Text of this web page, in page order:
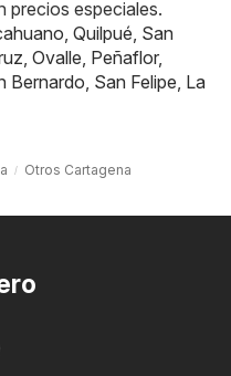
precios especiales.
Quilpué San
Ovalle Peñaflor,
Bernardo San Felipe La
Otros Cartagena